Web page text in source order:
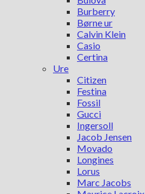
Burberry
Børne ur
Calvin Klein
Casio
Certina
Ure
Citizen
Festina
Fossil
Gucci
Ingersoll
Jacob Jensen
Movado
Longines
Lorus
Marc Jacobs